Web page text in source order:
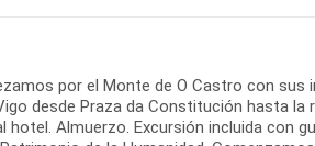
por el Monte de O Castro con
desde Praza da Constitución hasta la
hotel. Almuerzo. Excursión incluida con